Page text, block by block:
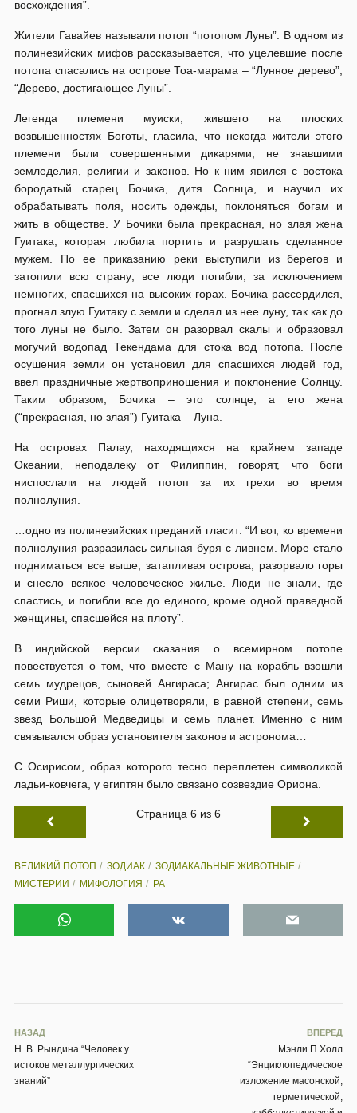
восхождения”.
Жители Гавайев называли потоп “потопом Луны”. В одном из
полинезийских мифов рассказывается, что уцелевшие после
потопа спасались на острове Тоа-марама – “Лунное дерево”,
“Дерево, достигающее Луны”.
Легенда племени муиски, жившего на плоских
возвышенностях Боготы, гласила, что некогда жители этого
племени были совершенными дикарями, не знавшими
земледелия, религии и законов. Но к ним явился с востока
бородатый старец Бочика, дитя Солнца, и научил их
обрабатывать поля, носить одежды, поклоняться богам и
жить в обществе. У Бочики была прекрасная, но злая жена
Гуитака, которая любила портить и разрушать сделанное
мужем. По ее приказанию реки выступили из берегов и
затопили всю страну; все люди погибли, за исключением
немногих, спасшихся на высоких горах. Бочика рассердился,
прогнал злую Гуитаку с земли и сделал из нее луну, так как до
того луны не было. Затем он разорвал скалы и образовал
могучий водопад Текендама для стока вод потопа. После
осушения земли он установил для спасшихся людей год,
ввел праздничные жертвоприношения и поклонение Солнцу.
Таким образом, Бочика – это солнце, а его жена
(“прекрасная, но злая”) Гуитака – Луна.
На островах Палау, находящихся на крайнем западе
Океании, неподалеку от Филиппин, говорят, что боги
ниспослали на людей потоп за их грехи во время
полнолуния.
…одно из полинезийских преданий гласит: “И вот, ко времени
полнолуния разразилась сильная буря с ливнем. Море стало
подниматься все выше, затапливая острова, разорвало горы
и снесло всякое человеческое жилье. Люди не знали, где
спастись, и погибли все до единого, кроме одной праведной
женщины, спасшейся на плоту”.
В индийской версии сказания о всемирном потопе
повествуется о том, что вместе с Ману на корабль взошли
семь мудрецов, сыновей Ангираса; Ангирас был одним из
семи Риши, которые олицетворяли, в равной степени, семь
звезд Большой Медведицы и семь планет. Именно с ним
связывался образ установителя законов и астронома…
С Осирисом, образ которого тесно переплетен символикой
ладьи-ковчега, у египтян было связано созвездие Ориона.
Страница 6 из 6
ВЕЛИКИЙ ПОТОП ЗОДИАК
ЗОДИАКАЛЬНЫЕ ЖИВОТНЫЕ
МИСТЕРИИ
МИФОЛОГИЯ РА
НАЗАД
Н. В. Рындина “Человек у
истоков металлургических
знаний”
ВПЕРЕД
Мэнли П.Холл
“Энциклопедическое
изложение масонской,
герметической,